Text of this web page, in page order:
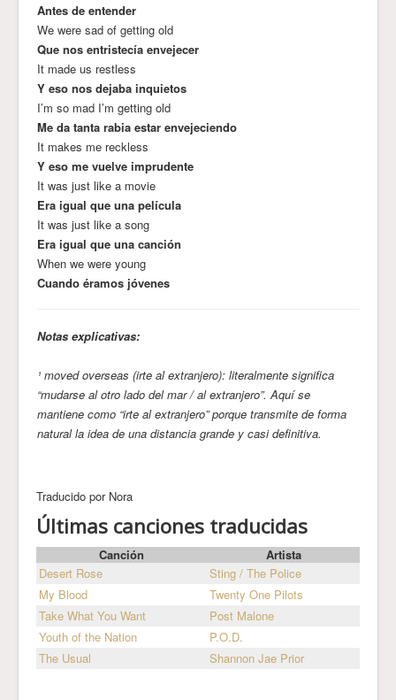
Antes de entender
We were sad of getting old
Que nos entristecía envejecer
It made us restless
Y eso nos dejaba inquietos
I’m so mad I’m getting old
Me da tanta rabia estar envejeciendo
It makes me reckless
Y eso me vuelve imprudente
It was just like a movie
Era igual que una película
It was just like a song
Era igual que una canción
When we were young
Cuando éramos jóvenes
Notas explicativas:
¹ moved overseas (irte al extranjero): literalmente significa
“mudarse al otro lado del mar / al extranjero”. Aquí se
mantiene como “irte al extranjero” porque transmite de forma
natural la idea de una distancia grande y casi definitiva.
Traducido por Nora
Últimas canciones traducidas
Canción
Artista
Desert Rose
Sting / The Police
My Blood
Twenty One Pilots
Take What You Want
Post Malone
Youth of the Nation
P.O.D.
The Usual
Shannon Jae Prior